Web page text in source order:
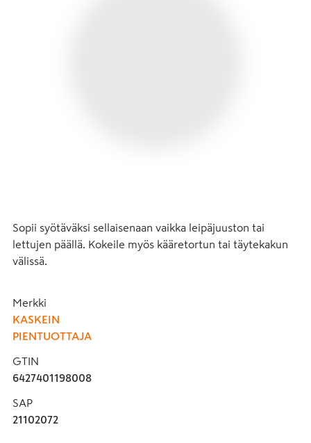
Sopii syötäväksi sellaisenaan vaikka leipäjuuston tai
lettujen päällä. Kokeile myös kääretortun tai täytekakun
välissä.
Merkki
KASKEIN
PIENTUOTTAJA
GTIN
6427401198008
SAP
21102072